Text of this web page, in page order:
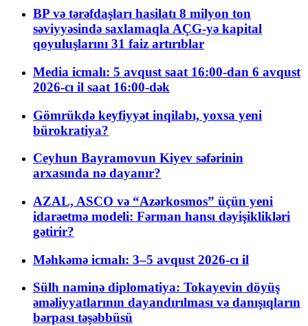
BP və tərəfdaşları hasilatı 8 milyon ton
səviyyəsində saxlamaqla AÇG-yə kapital
qoyuluşlarını 31 faiz artırıblar
Media icmalı: 5 avqust saat 16:00-dan 6 avqust
2026-cı il saat 16:00-dək
Gömrükdə keyfiyyət inqilabı, yoxsa yeni
bürokratiya?
Ceyhun Bayramovun Kiyev səfərinin
arxasında nə dayanır?
AZAL, ASCO və “Azərkosmos” üçün yeni
idarəetmə modeli: Fərman hansı dəyişiklikləri
gətirir?
Məhkəmə icmalı: 3–5 avqust 2026-cı il
Sülh naminə diplomatiya: Tokayevin döyüş
əməliyyatlarının dayandırılması və danışıqların
bərpası təşəbbüsü